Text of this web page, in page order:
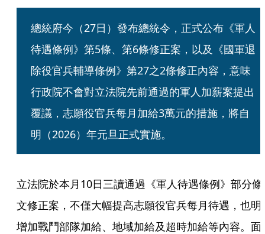
總統府今（27日）發布總統令，正式公布《軍人
待遇條例》第5條、第6條修正案，以及《國軍退
除役官兵輔導條例》第27之2條修正內容，意味
行政院不會對立法院先前通過的軍人加薪案提出
覆議，志願役官兵每月加給3萬元的措施，將自
明（2026）年元旦正式實施。
立法院於本月10日三讀通過《軍人待遇條例》部分條
文修正案，不僅大幅提高志願役官兵每月待遇，也明
增加戰鬥部隊加給、地域加給及超時加給等內容。面